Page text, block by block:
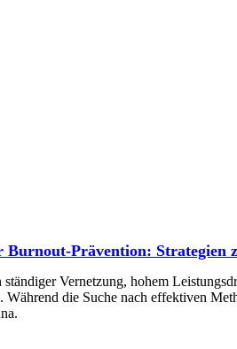
Burnout-Prävention: Strategien
Vernetzung, hohem
Während die Suche nach effektiven